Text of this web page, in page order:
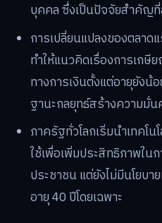
บุคคล ซึ่งเป็นปัจจัยสำคัญ
การเปลี่ยนแปลงของตลาด
ทำให้แนวคิดเรื่องการเก
ทางการเงินตั้งแต่อายุยังน้
ฐานะกลยุทธ์สร้างความมั่น
ภาครัฐทั่วโลกเริ่มนำเทคโ
ใช้เพื่อเพิ่มประสิทธิภาพใ
ประชาชน แต่ยังไม่มีนโยบ
อายุ 40 ปีโดยเฉพาะ